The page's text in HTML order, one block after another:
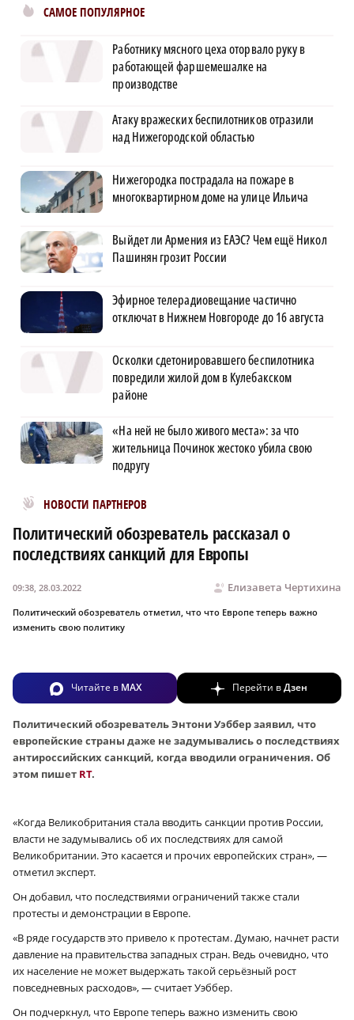
САМОЕ ПОПУЛЯРНОЕ
Работнику мясного цеха оторвало руку в
работающей фаршемешалке на
производстве
Атаку вражеских беспилотников отразили
над Нижегородской областью
Нижегородка пострадала на пожаре в
многоквартирном доме на улице Ильича
Выйдет ли Армения из ЕАЭС? Чем ещё Никол
Пашинян грозит России
Эфирное телерадиовещание частично
отключат в Нижнем Новгороде до 16 августа
Осколки сдетонировавшего беспилотника
повредили жилой дом в Кулебакском
районе
«На ней не было живого места»: за что
жительница Починок жестоко убила свою
подругу
НОВОСТИ ПАРТНЕРОВ
Новости МирТесен
Политический обозреватель рассказал о
последствиях санкций для Европы
Елизавета Чертихина
09:38, 28.03.2022
Политический обозреватель отметил, что что Европе теперь важно
изменить свою политику
Читайте в MAX Перейти вДзен
Политический обозреватель Энтони Уэббер заявил, что
европейские страны даже не задумывались о последствиях
антироссийских санкций, когда вводили ограничения. Об
этом пишет RT.
«Когда Великобритания стала вводить санкции против России,
власти не задумывались об их последствиях для самой
Великобритании. Это касается и прочих европейских стран», —
отметил эксперт.
Он добавил, что последствиями ограничений также стали
протесты и демонстрации в Европе.
«В ряде государств это привело к протестам. Думаю, начнет расти
давление на правительства западных стран. Ведь очевидно, что
их население не может выдержать такой серьёзный рост
повседневных расходов», — считает Уэббер.
Он подчеркнул, что Европе теперь важно изменить свою